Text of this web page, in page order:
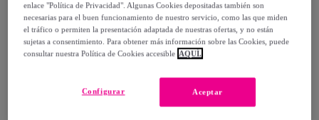
Están agotándose
Entrega
enlace "Política de Privacidad". Algunas Cookies depositadas también son
necesarias para el buen funcionamiento de nuestro servicio, como las que miden
el tráfico o permiten la presentación adaptada de nuestras ofertas, y no están
sujetas a consentimiento. Para obtener más información sobre las Cookies, puede
consultar nuestra Política de Cookies accesible AQUÍ.
Aceptar
Configurar